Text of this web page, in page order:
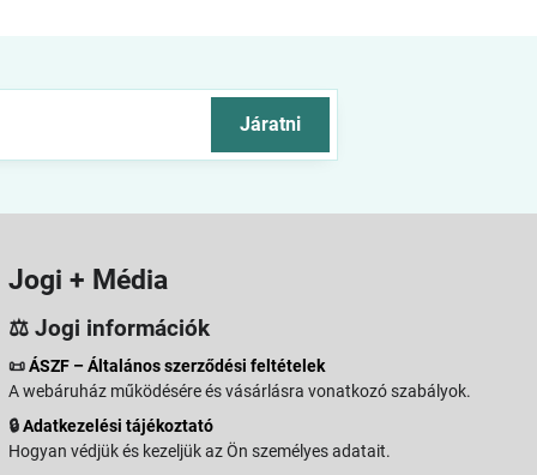
Járatni
Jogi + Média
⚖️ Jogi információk
📜ÁSZF – Általános szerződési feltételek
A webáruház működésére és vásárlásra vonatkozó szabályok.
🔒Adatkezelési tájékoztató
Hogyan védjük és kezeljük az Ön személyes adatait.